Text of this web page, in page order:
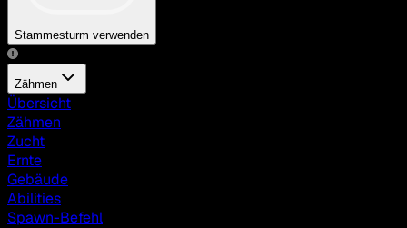
Stammesturm verwenden
Zähmen
Übersicht
Zähmen
Zucht
Ernte
Gebäude
Abilities
Spawn-Befehl